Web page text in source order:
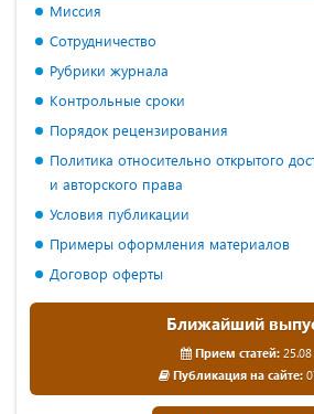
Миссия
Сотрудничество
Рубрики журнала
Контрольные сроки
Порядок рецензирования
Политика относительно открытого
и авторского права
Условия публикации
Примеры оформления материалов
Договор оферты
Ближайший
Прием статей: 25.08
Публикация на сайте: